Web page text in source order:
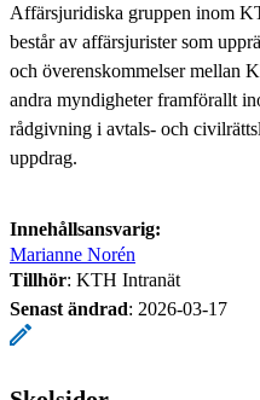
Affärsjuridiska gruppen inom
består av affärsjurister som
och överenskommelser mellan
andra myndigheter framförallt
rådgivning i avtals- och
uppdrag.
Innehållsansvarig:
Marianne Norén
Tillhör: KTH Intranät
Senast ändrad: 2026-03-17